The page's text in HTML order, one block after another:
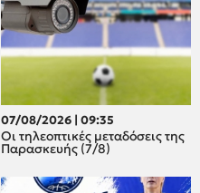
07/08/2026 | 09:35
Οι τηλεοπτικές μεταδόσεις της
Παρασκευής (7/8)